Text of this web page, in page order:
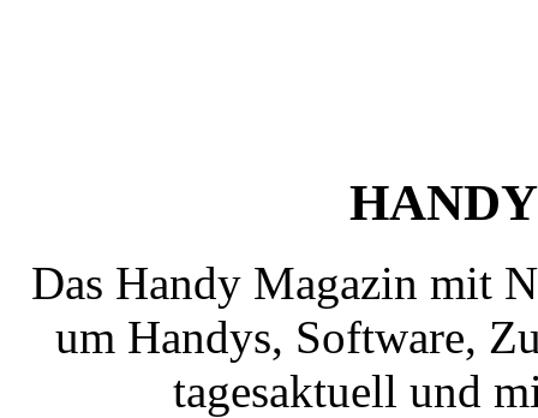
HANDY
Das Handy Magazin mit
um Handys, Software,
tagesaktuell und